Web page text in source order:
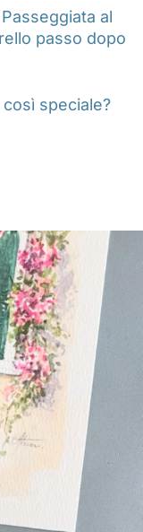
al
passo dopo
speciale?